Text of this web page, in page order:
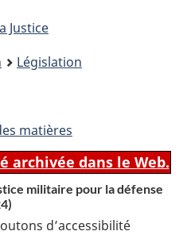
Justice
Législation
matières
archivée dans le Web.
militaire pour la défense
d’accessibilité